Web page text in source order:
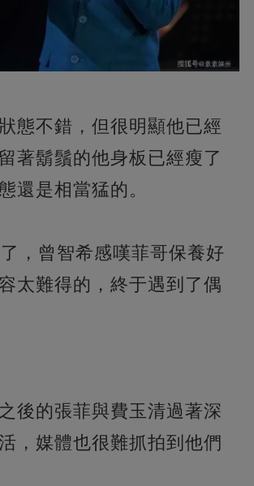
態不錯，但很明顯他已經
著鬍鬚的他身板已經瘦了
還是相當猛的。
，曾智希感嘆菲哥保養好
太難得的，終于遇到了偶
後的張菲與費玉清過著深
，媒體也很難抓拍到他們